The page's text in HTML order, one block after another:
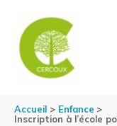
Accueil
Enfance
Inscription à l’école